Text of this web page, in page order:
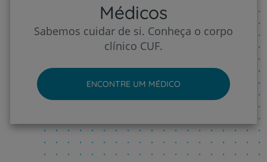
Médicos
Sabemos cuidar de si. Conheça o corpo
clínico CUF.
ENCONTRE UM MÉDICO